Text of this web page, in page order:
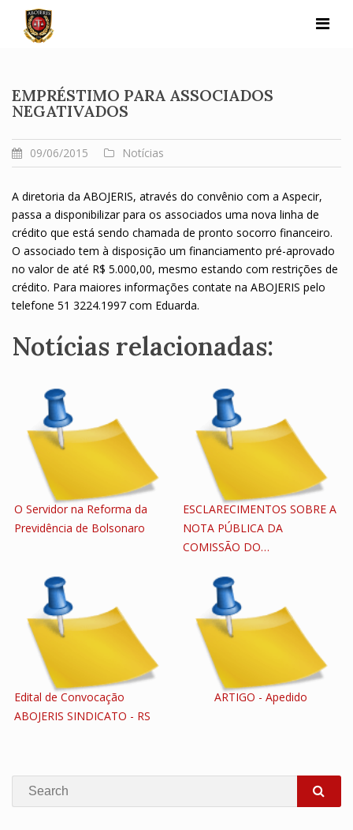
content
EMPRÉSTIMO PARA ASSOCIADOS
NEGATIVADOS
09/06/2015 Notícias
A diretoria da ABOJERIS, através do convênio com a Aspecir,
passa a disponibilizar para os associados uma nova linha de
crédito que está sendo chamada de pronto socorro financeiro.
O associado tem à disposição um financiamento pré-aprovado
no valor de até R$ 5.000,00, mesmo estando com restrições de
crédito. Para maiores informações contate na ABOJERIS pelo
telefone 51 3224.1997 com Eduarda.
Notícias relacionadas:
O Servidor na Reforma da
Previdência de Bolsonaro
ESCLARECIMENTOS SOBRE A
NOTA PÚBLICA DA
COMISSÃO DO…
Edital de Convocação
ABOJERIS SINDICATO - RS
ARTIGO - Apedido
Search